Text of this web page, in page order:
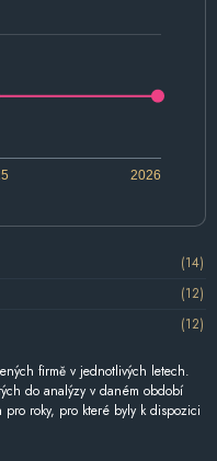
2026
(14)
(12)
(12)
firmě v jednotlivých letech.
do analýzy v daném období
roky, pro které byly k dispozici